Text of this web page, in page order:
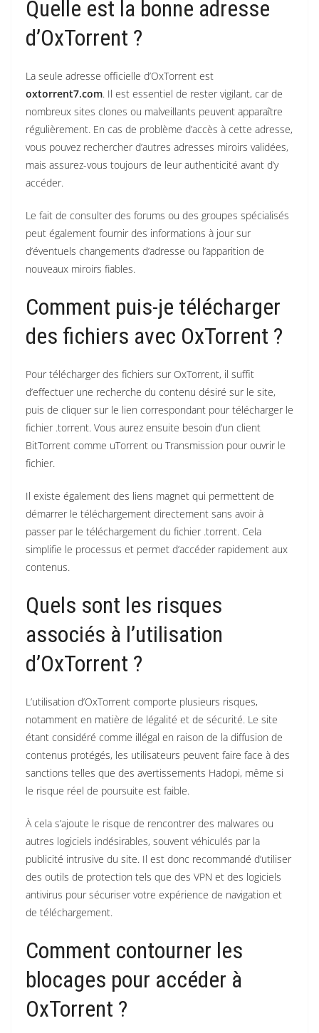
Quelle est la bonne adresse
d’OxTorrent ?
La seule adresse officielle d’OxTorrent est
oxtorrent7.com. Il est essentiel de rester vigilant, car de
nombreux sites clones ou malveillants peuvent apparaître
régulièrement. En cas de problème d’accès à cette adresse,
vous pouvez rechercher d’autres adresses miroirs validées,
mais assurez-vous toujours de leur authenticité avant d’y
accéder.
Le fait de consulter des forums ou des groupes spécialisés
peut également fournir des informations à jour sur
d’éventuels changements d’adresse ou l’apparition de
nouveaux miroirs fiables.
Comment puis-je télécharger
des fichiers avec OxTorrent ?
Pour télécharger des fichiers sur OxTorrent, il suffit
d’effectuer une recherche du contenu désiré sur le site,
puis de cliquer sur le lien correspondant pour télécharger le
fichier .torrent. Vous aurez ensuite besoin d’un client
BitTorrent comme uTorrent ou Transmission pour ouvrir le
fichier.
Il existe également des liens magnet qui permettent de
démarrer le téléchargement directement sans avoir à
passer par le téléchargement du fichier .torrent. Cela
simplifie le processus et permet d’accéder rapidement aux
contenus.
Quels sont les risques
associés à l’utilisation
d’OxTorrent ?
L’utilisation d’OxTorrent comporte plusieurs risques,
notamment en matière de légalité et de sécurité. Le site
étant considéré comme illégal en raison de la diffusion de
contenus protégés, les utilisateurs peuvent faire face à des
sanctions telles que des avertissements Hadopi, même si
le risque réel de poursuite est faible.
À cela s’ajoute le risque de rencontrer des malwares ou
autres logiciels indésirables, souvent véhiculés par la
publicité intrusive du site. Il est donc recommandé d’utiliser
des outils de protection tels que des VPN et des logiciels
antivirus pour sécuriser votre expérience de navigation et
de téléchargement.
Comment contourner les
blocages pour accéder à
OxTorrent ?